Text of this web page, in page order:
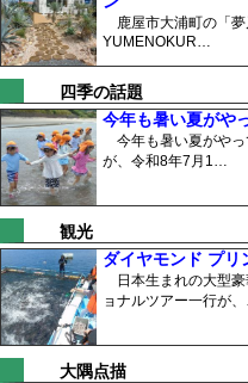
鹿屋市大浦町の「夢
YUMENOKUR…
四季の話題
今年も暑い夏がや
今年も暑い夏がやっ
が、令和8年7月1…
観光
ダイヤモンド プ
日本生まれの大型豪
ョナルツアー一行が
大隅点描